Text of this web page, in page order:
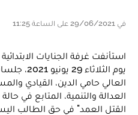
في 29/06/2021 على الساعة 11:25
استأنفت غرفة الجنايات
يوم
العالي حامي الدين، القيادي
العدالة والتنمية، المتابع في
القتل العمد" في حق الطالب